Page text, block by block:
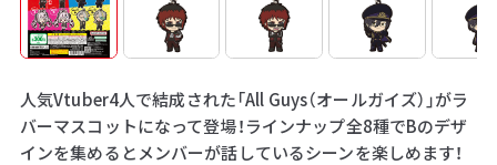
人気Vtuber4人で結成された「All Guys（オールガイズ）」がラ
バーマスコットになって登場！ラインナップ全8種でBのデザ
インを集めるとメンバーが話しているシーンを楽しめます！